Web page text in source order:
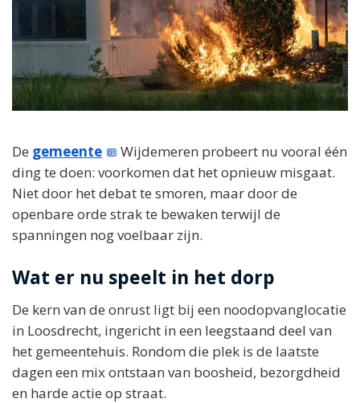
De gemeente
Wijdemeren probeert nu vooral één
ding te doen: voorkomen dat het opnieuw misgaat.
Niet door het debat te smoren, maar door de
openbare orde strak te bewaken terwijl de
spanningen nog voelbaar zijn.
Wat er nu speelt in het dorp
De kern van de onrust ligt bij een noodopvanglocatie
in Loosdrecht, ingericht in een leegstaand deel van
het gemeentehuis. Rondom die plek is de laatste
dagen een mix ontstaan van boosheid, bezorgdheid
en harde actie op straat.